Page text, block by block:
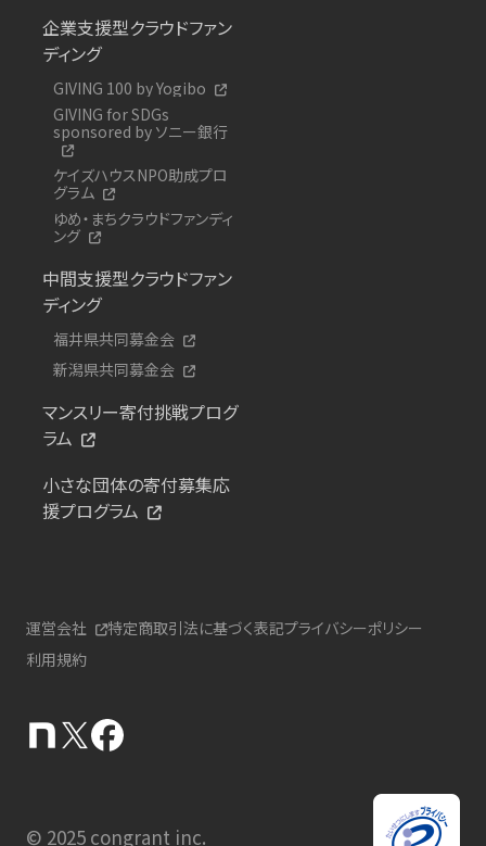
企業支援型クラウドファン
ディング
GIVING 100 by Yogibo
GIVING for SDGs
sponsored by ソニー銀行
ケイズハウスNPO助成プロ
グラム
ゆめ・まちクラウドファンディ
ング
中間支援型クラウドファン
ディング
福井県共同募金会
新潟県共同募金会
マンスリー寄付挑戦プログ
ラム
小さな団体の寄付募集応
援プログラム
運営会社 特定商取引法に基づく表記プライバシーポリシー
利用規約
© 2025 congrant inc.